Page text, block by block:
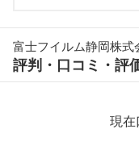
富士フイルム静岡株式
評判・口コミ・評
現在